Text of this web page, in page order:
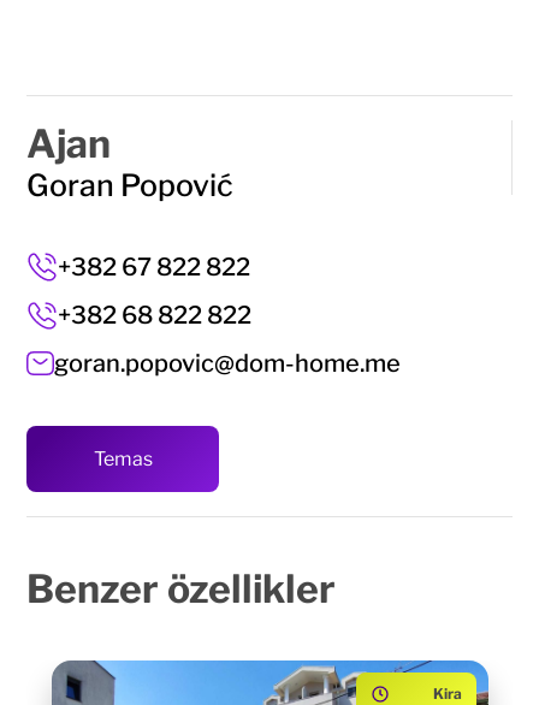
Ajan
Goran Popović
+382 67 822 822
+382 68 822 822
goran.popovic@dom-home.me
Temas
Benzer özellikler
Kira